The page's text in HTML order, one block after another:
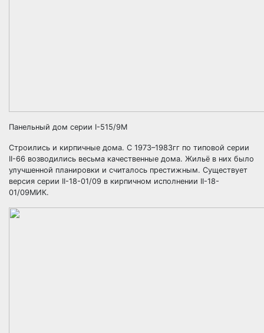
Панельный дом серии I-515/9М
Строились и кирпичные дома. С 1973–1983гг по типовой серии
II-66 возводились весьма качественные дома. Жильё в них было
улучшенной планировки и считалось престижным. Существует
версия серии II-18-01/09 в кирпичном исполнении II-18-
01/09МИК.